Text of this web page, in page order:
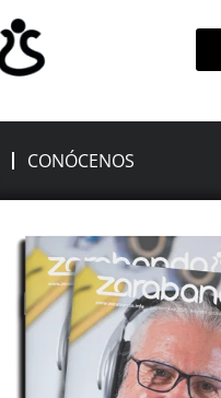
CONÓCENOS